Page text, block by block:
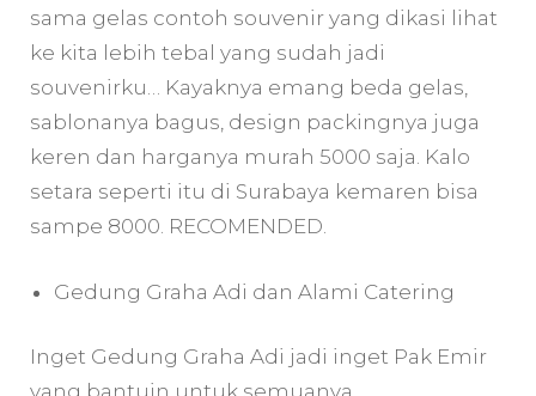
sama gelas contoh souvenir yang dikasi lihat
ke kita lebih tebal yang sudah jadi
souvenirku… Kayaknya emang beda gelas,
sablonanya bagus, design packingnya juga
keren dan harganya murah 5000 saja. Kalo
setara seperti itu di Surabaya kemaren bisa
sampe 8000. RECOMENDED.
Gedung Graha Adi dan Alami Catering
Inget Gedung Graha Adi jadi inget Pak Emir